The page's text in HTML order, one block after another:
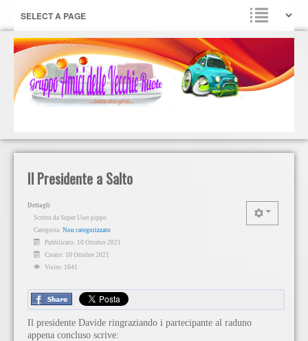
Il Presidente a Salto
Dettagli
Scritto da Super User pippo
Categoria: Non categorizzato
Pubblicato: 10 Ottobre 2021
Creato: 10 Ottobre 2021
Visite: 1641
Il presidente Davide ringraziando i partecipante al raduno
appena concluso scrive: